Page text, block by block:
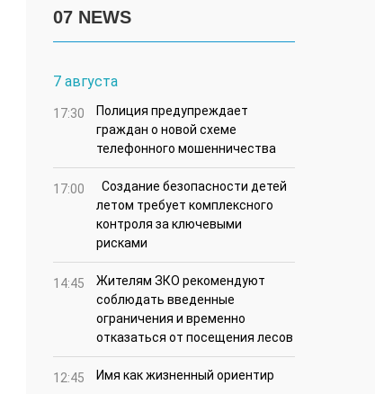
07 NEWS
7 августа
17:30
Полиция предупреждает
граждан о новой схеме
телефонного мошенничества
17:00
Создание безопасности детей
летом требует комплексного
контроля за ключевыми
рисками
14:45
Жителям ЗКО рекомендуют
соблюдать введенные
ограничения и временно
отказаться от посещения лесов
12:45 Имя как жизненный ориентир